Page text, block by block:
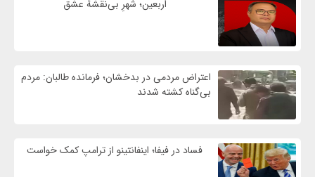
اربعین؛ شهرِ بی‌نقشهٔ عشق
اعتراض مردمی در بدخشان؛ فرمانده طالبان: مردم
بی‌گناه کشته شدند
فساد در فیفا؛ اینفانتینو از ترامپ کمک خواست